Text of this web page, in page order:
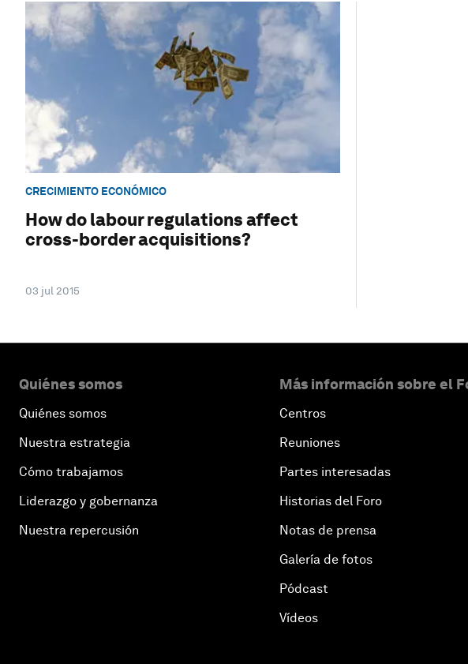
CRECIMIENTO ECONÓMICO
How do labour regulations affect
cross-border acquisitions?
03 jul 2015
Quiénes somos
Quiénes somos
Nuestra estrategia
Cómo trabajamos
Liderazgo y gobernanza
Nuestra repercusión
Más información sobre el
Centros
Reuniones
Partes interesadas
Historias del Foro
Notas de prensa
Galería de fotos
Pódcast
Vídeos